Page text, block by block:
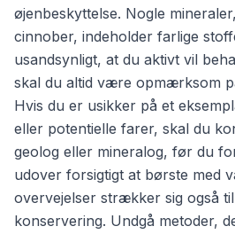
øjenbeskyttelse. Nogle
cinnober, indeholder farlige
usandsynligt, at du aktivt vil
skal du altid være opmærksom
Hvis du er usikker på et
eller potentielle farer, skal du
geolog eller mineralog, før du
udover forsigtigt at børste med
overvejelser strækker sig også
konservering. Undgå metoder,